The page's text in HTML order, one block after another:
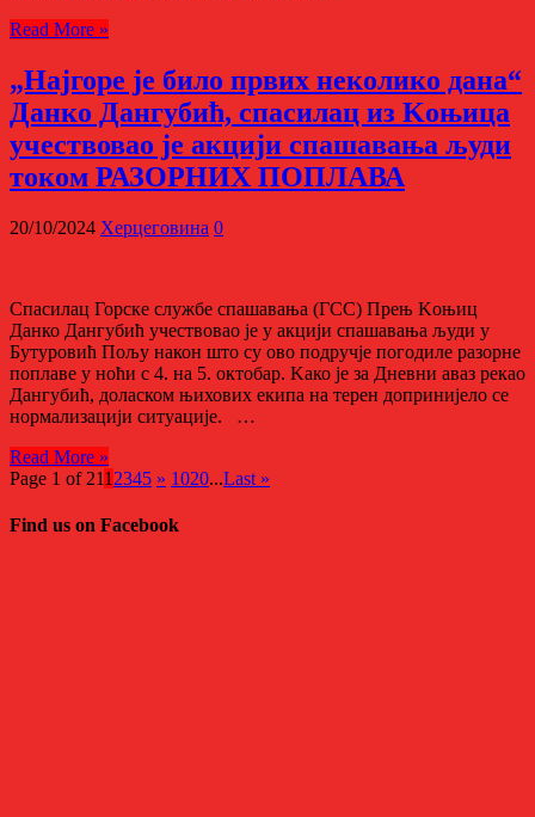
Read More »
„Најгоре је било првих неколико дана“
Данко Дангубић, спасилац из Kоњица
учествовао је акцији спашавања људи
током РАЗОРНИХ ПОПЛАВА
20/10/2024 Херцеговина 0
Спасилац Горске службе спашавања (ГСС) Прењ Kоњиц
Данко Дангубић учествовао је у акцији спашавања људи у
Бутуровић Пољу након што су ово подручје погодиле разорне
поплаве у ноћи с 4. на 5. октобар. Kако је за Дневни аваз рекао
Дангубић, доласком њихових екипа на терен допринијело се
нормализацији ситуације. …
Read More »
Page 1 of 211 2345 » 1020...Last »
Find us on Facebook